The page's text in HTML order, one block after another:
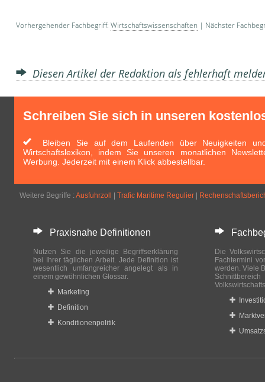
Vorhergehender Fachbegriff: Wirtschaftswissenschaften | Nächster
Diesen Artikel der Redaktion als fehlerhaft
Schreiben Sie sich in unseren
Bleiben Sie auf dem Laufenden über Neuigkeiten
Wirtschaftslexikon, indem Sie unseren monatlichen
Werbung. Jederzeit mit einem Klick abbestellbar.
Weitere Begriffe : Ausfuhrzoll Trafic Maritime Regulier
Praxisnahe Definitionen
Nutzen Sie die jeweilige Begriffserklärung
bei Ihrer täglichen Arbeit. Jede Definition ist
wesentlich umfangreicher angelegt als in
einem gewöhnlichen Glossar.
Marketing
Definition
Konditionenpolitik
Die
Fachtermini
werden. Viele